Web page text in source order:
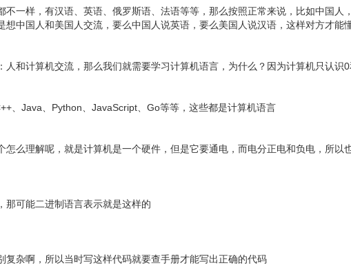
一样，有汉语、英语、俄罗斯语、法语等等，那么按照正常来说，比如中国人
中国人和美国人交流，要么中国人说英语，要么美国人说汉语，这样对方才能
和计算机交流，那么我们就需要学习计算机语言，为什么？因为计算机只认识
、Java、Python、JavaScript、Go等等，这些都是计算机语言
么理解呢，就是计算机是一个硬件，但是它要通电，而电分正电和负电，所以
那可能二进制语言表示就是这样的
杂啊，所以当时写这样代码就要查手册才能写出正确的代码